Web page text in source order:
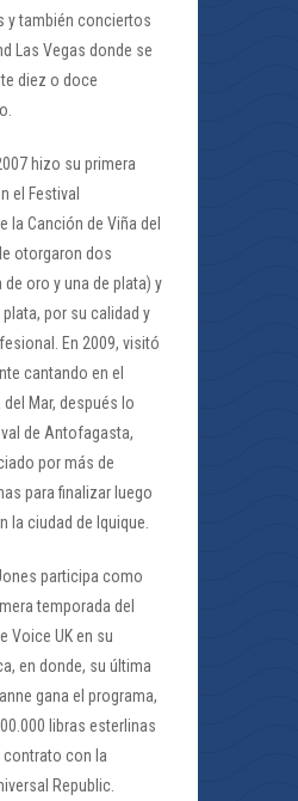
y también conciertos
Las Vegas donde se
diez o doce
hizo su primera
el Festival
la Canción de Viña del
otorgaron dos
oro y una de plata) y
por su calidad y
En 2009, visitó
cantando en el
Mar, después lo
de Antofagasta,
por más de
para finalizar luego
la ciudad de Iquique.
participa como
temporada del
Voice UK en su
en donde, su última
gana el programa,
libras esterlinas
contrato con la
Republic.